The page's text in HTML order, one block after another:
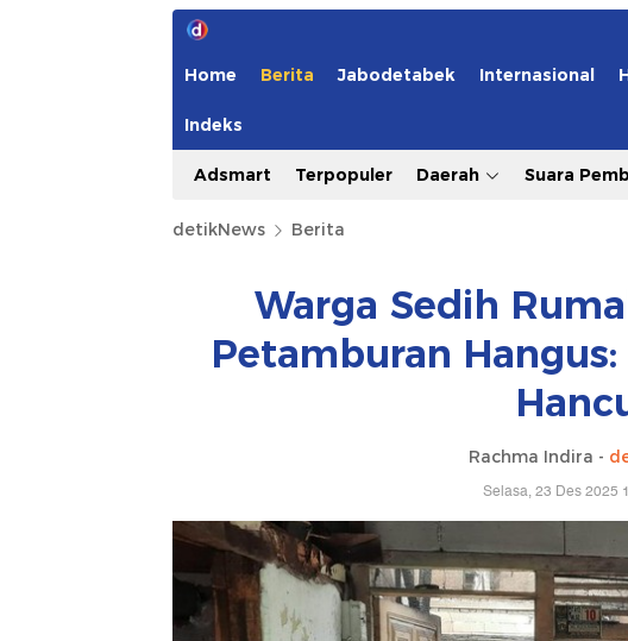
Home Berita Jabodetabek Internasional
Indeks
Adsmart Terpopuler Daerah Suara
detikNews Berita
Warga Sedih
Petamburan
Rachma Indira -
Selasa, 23 Des 2025